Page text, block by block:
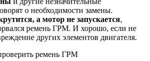
о необходимости замены.
а мотор не запускается,
ремень ГРМ. И хорошо, если не
других элементов двигателя.
ремень ГРМ